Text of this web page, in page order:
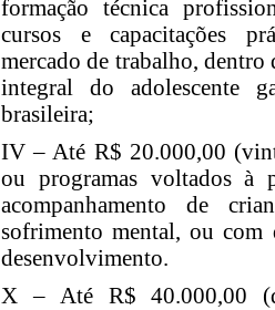
formação técnica
cursos e capacitações
mercado de trabalho,
integral do adolescente
brasileira;
IV – Até R$ 20.000,00
ou programas voltados à
acompanhamento de
sofrimento mental, ou com
desenvolvimento.
X – Até R$ 40.000,00